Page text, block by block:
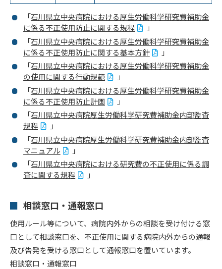
「石川県立中央病院における厚生労働科学研究費補助金
に係る不正使用防止に関する規程
」
「石川県立中央病院における厚生労働科学研究費補助金
に係る不正使用防止に関する基本方針
」
「石川県立中央病院における厚生労働科学研究費補助金
の使用に関する行動規範
」
「石川県立中央病院における厚生労働科学研究費補助金
に係る不正使用防止計画
」
「石川県立中央病院厚生労働科学研究費補助金内部監査
規程
」
「石川県立中央病院厚生労働科学研究費補助金内部監査
マニュアル
」
「石川県立中央病院における研究費の不正使用に係る調
査に関する規程
」
相談窓口・通報窓口
使用ルール等について、病院内外からの相談を受け付ける窓
口として相談窓口を、不正使用に関する病院内外からの通報
及び告発を受ける窓口として通報窓口を置いています。
相談窓口・通報窓口